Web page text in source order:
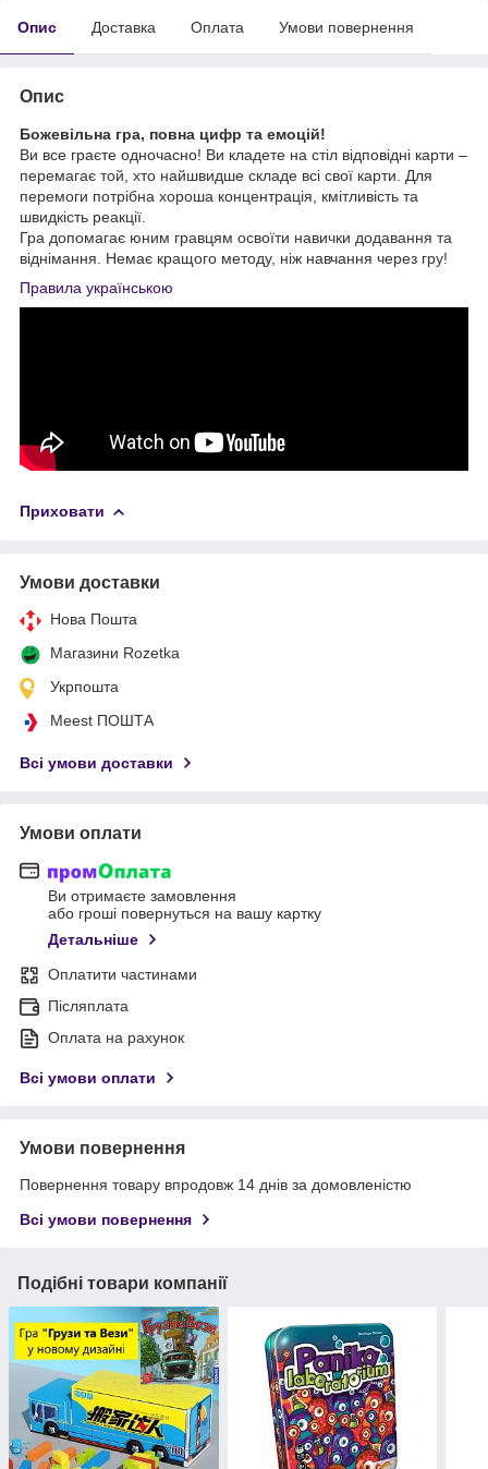
Опис Доставка Оплата Умови повернення
Опис
Божевільна гра, повна цифр та емоцій!
Ви все граєте одночасно! Ви кладете на стіл відповідні карти –
перемагає той, хто найшвидше складе всі свої карти. Для
перемоги потрібна хороша концентрація, кмітливість та
швидкість реакції.
Гра допомагає юним гравцям освоїти навички додавання та
віднімання. Немає кращого методу, ніж навчання через гру!
Правила українською
Приховати
Умови доставки
Нова Пошта
Магазини Rozetka
Укрпошта
Meest ПОШТА
Всі умови доставки
Умови оплати
Ви отримаєте замовлення
або гроші повернуться на вашу картку
Детальніше
Оплатити частинами
Післяплата
Оплата на рахунок
Всі умови оплати
Умови повернення
Повернення товару впродовж 14 днів за домовленістю
Всі умови повернення
Подібні товари компанії